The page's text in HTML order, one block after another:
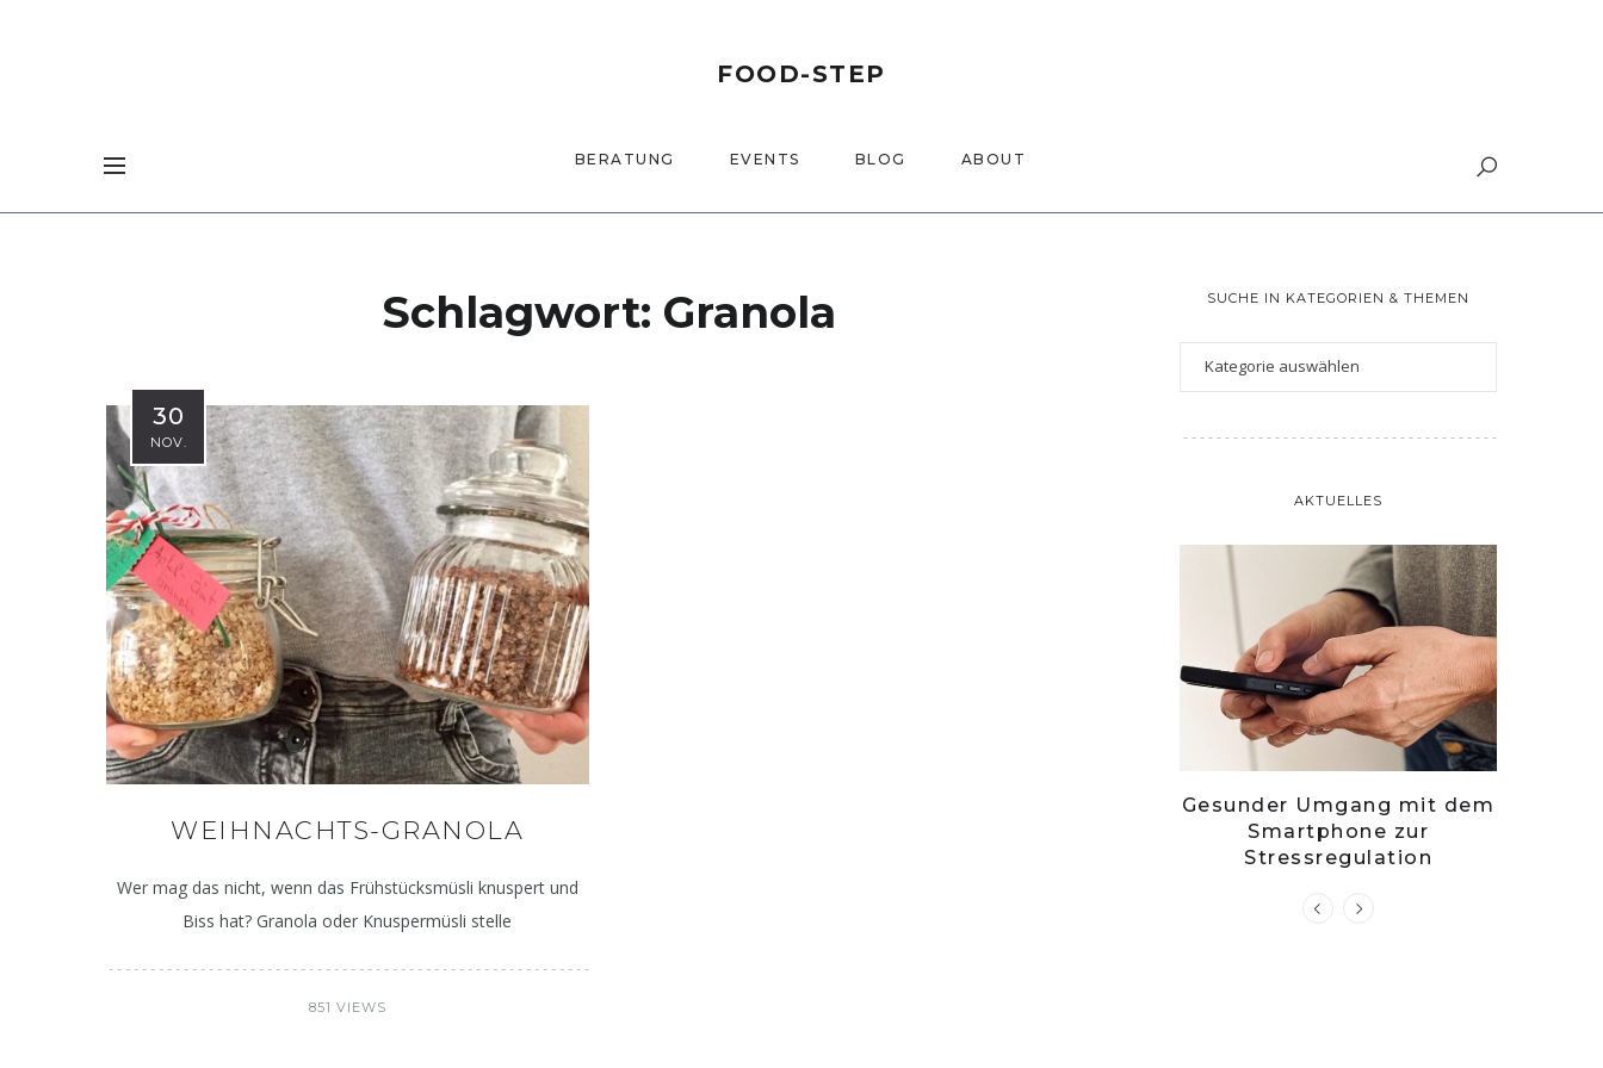
FOOD-STEP
BERATUNG EVENTS BLOG ABOUT
Schlagwort: Granola
30
NOV.
WEIHNACHTS-GRANOLA
Wer mag das nicht, wenn das Frühstücksmüsli knuspert und
Biss hat? Granola oder Knuspermüsli stelle
851 VIEWS
SUCHE IN KATEGORIEN & THEMEN
AKTUELLES
Gesunder Umgang mit dem
Smartphone zur
Stressregulation